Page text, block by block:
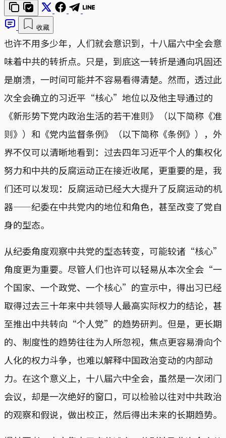
收藏
也许不用多少年，人们就会意识到，十八届六中全会意
味着中共的转折点。只是，到底这一转折是通向巩固还
是崩溃，一时间可能并不容易看得清楚。然而，透过此
次全会确立的习近平“核心”地位以及他主导通过的
《新形势下党内政治生活的若干准则》（以下简称《准
则》）和《党内监督条例》（以下简称《条例》），外
界不仅可以清晰地看到：过去四年习近平个人的集权化
努力和中共的反腐运动正在接近收尾，更重要的是，我
们还可以发现：反腐运动已经大大提升了反腐运动的机
器——纪委在中共党内的地位和角色，甚至改变了党自
身的型态。
从纪委角度观察中共党的型态转变，可能较诸“核心”
角度更为重要。尽管人们也许可以轻易从本次全会“一
个国家、一个政党、一个核心”的宣示中，得出习已经
取得过去三十年来中共领导人最高实际权力的结论，甚
至推出中共转向“个人党”的趋势研判。但是，更长期
的、制度性的趋势往往为人所忽视，焦点更容易滑向个
人化的权力斗争，也难以解释中国政治变动的内部动
力。在这个意义上，十八届六中全会，虽然是一次闭门
会议，却是一次绝好的窗口，可以检验以往对中共政治
的观察和假说，做出校正，然后得出未来的长期趋势。